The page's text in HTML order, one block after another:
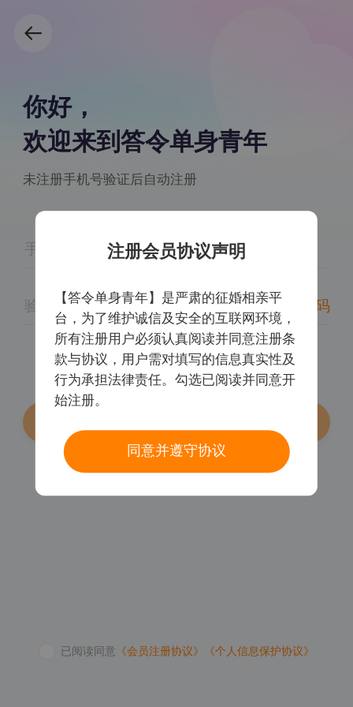
你好，
欢迎来到答令单身青年
未注册手机号验证后自动注册
获取验证码
密码登录
已阅读同意 《会员注册协议》 《个人信息保护协议》
注册会员协议声明
【答令单身青年】是严肃的征婚相亲平
台，为了维护诚信及安全的互联网环境，
所有注册用户必须认真阅读并同意注册条
款与协议，用户需对填写的信息真实性及
行为承担法律责任。勾选已阅读并同意开
始注册。
同意并遵守协议